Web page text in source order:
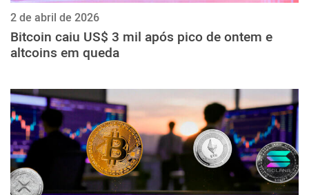
2 de abril de 2026
Bitcoin caiu US$ 3 mil após pico de ontem e
altcoins em queda